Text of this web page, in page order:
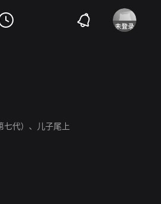
七代）、儿子尾上